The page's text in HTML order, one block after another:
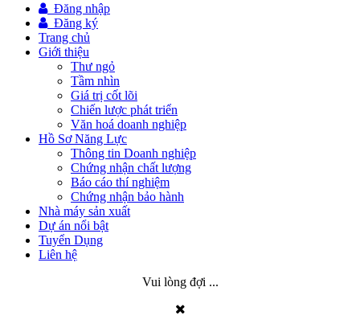
Đăng nhập
Đăng ký
Trang chủ
Giới thiệu
Thư ngỏ
Tầm nhìn
Giá trị cốt lõi
Chiến lược phát triển
Văn hoá doanh nghiệp
Hồ Sơ Năng Lực
Thông tin Doanh nghiệp
Chứng nhận chất lượng
Báo cáo thí nghiệm
Chứng nhận bảo hành
Nhà máy sản xuất
Dự án nổi bật
Tuyển Dụng
Liên hệ
Vui lòng đợi ...